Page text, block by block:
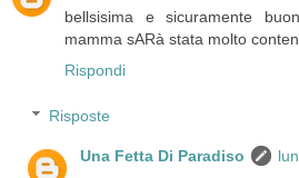
bellsisima e sicuramente
mamma sARà stata molto
Rispondi
Risposte
Una Fetta Di Paradiso